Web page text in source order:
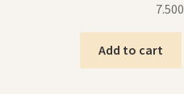
7.500
Add to cart